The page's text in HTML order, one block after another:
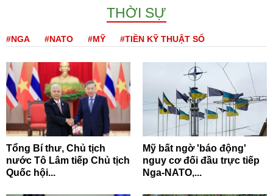
THỜI SỰ
#NGA #NATO #MỸ #TIỀN KỸ THUẬT SỐ
Tổng Bí thư, Chủ tịch
nước Tô Lâm tiếp Chủ tịch
Quốc hội...
Mỹ bất ngờ 'báo động'
nguy cơ đối đầu trực tiếp
Nga-NATO,...